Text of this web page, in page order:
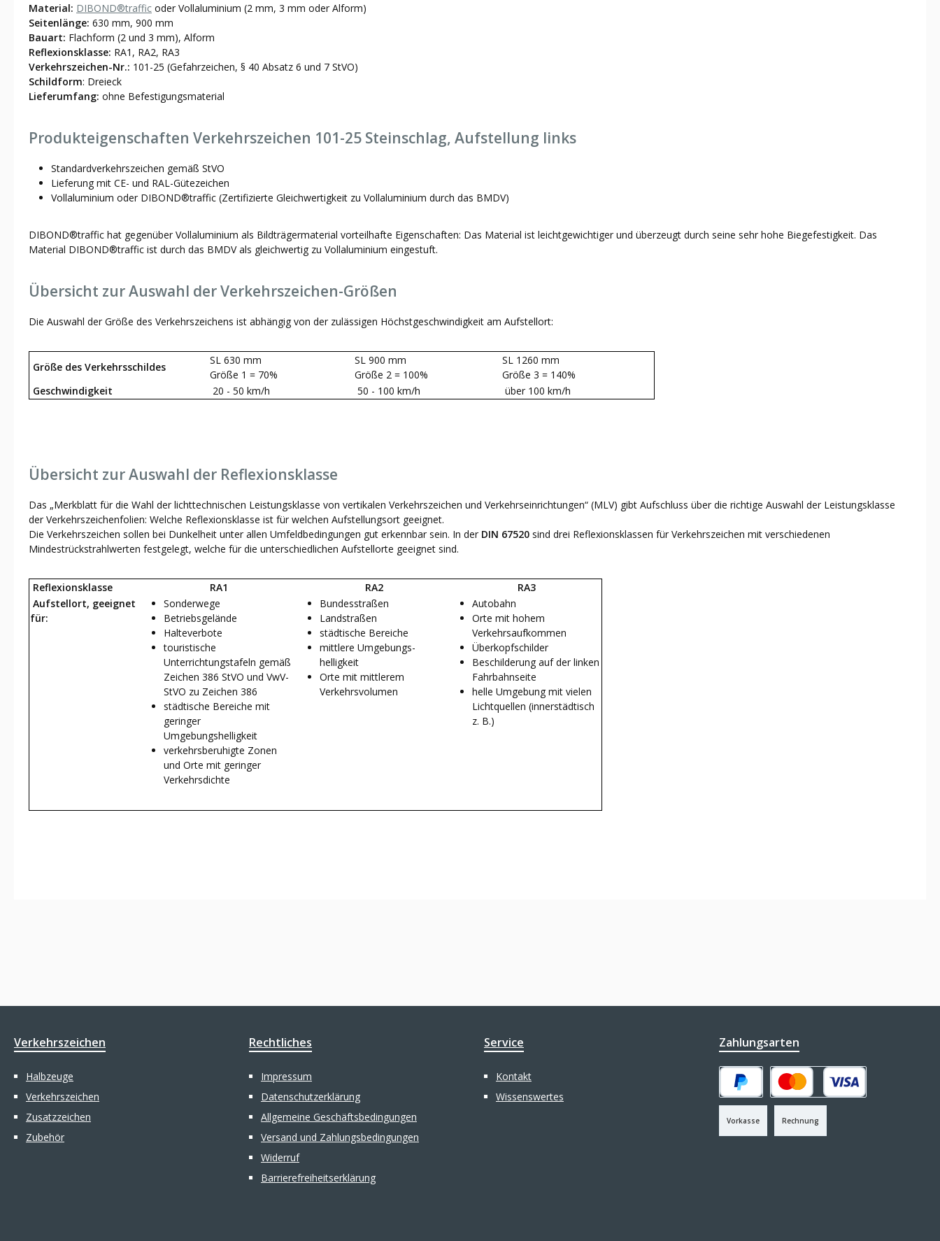
Material: DIBOND®traffic oder Vollaluminium (2 mm, 3 mm oder Alform)
Seitenlänge: 630 mm, 900 mm
Bauart: Flachform (2 und 3 mm), Alform
Reflexionsklasse: RA1, RA2, RA3
Verkehrszeichen-Nr.: 101-25 (Gefahrzeichen, § 40 Absatz 6 und 7 StVO)
Schildform: Dreieck
Lieferumfang: ohne Befestigungsmaterial
Produkteigenschaften Verkehrszeichen 101-25 Steinschlag, Aufstellung links
Standardverkehrszeichen gemäß StVO
Lieferung mit CE- und RAL-Gütezeichen
Vollaluminium oder DIBOND®traffic (Zertifizierte Gleichwertigkeit zu Vollaluminium durch das BMDV)
DIBOND®traffic hat gegenüber Vollaluminium als Bildträgermaterial vorteilhafte Eigenschaften: Das Material ist leichtgewichtiger und überzeugt durch seine sehr hohe Biegefestigkeit. Das
Material DIBOND®traffic ist durch das BMDV als gleichwertig zu Vollaluminium eingestuft.
Übersicht zur Auswahl der Verkehrszeichen-Größen
Die Auswahl der Größe des Verkehrszeichens ist abhängig von der zulässigen Höchstgeschwindigkeit am Aufstellort:
Größe des Verkehrsschildes
SL 630 mm
Größe 1 = 70%
SL 900 mm
Größe 2 = 100%
SL 1260 mm
Größe 3 = 140%
Geschwindigkeit
20 - 50 km/h 50 - 100 km/h über 100 km/h
Übersicht zur Auswahl der Reflexionsklasse
Das „Merkblatt für die Wahl der lichttechnischen Leistungsklasse von vertikalen Verkehrszeichen und Verkehrseinrichtungen“ (MLV) gibt Aufschluss über die richtige Auswahl der Leistungsklasse
der Verkehrszeichenfolien: Welche Reflexionsklasse ist für welchen Aufstellungsort geeignet.
Die Verkehrszeichen sollen bei Dunkelheit unter allen Umfeldbedingungen gut erkennbar sein. In der DIN 67520 sind drei Reflexionsklassen für Verkehrszeichen mit verschiedenen
Mindestrückstrahlwerten festgelegt, welche für die unterschiedlichen Aufstellorte geeignet sind.
Reflexionsklasse RA1 RA2
RA3
Aufstellort, geeignet
für:
Sonderwege
Betriebsgelände
Halteverbote
touristische
Unterrichtungstafeln gemäß
Zeichen 386 StVO und VwV-
StVO zu Zeichen 386
städtische Bereiche mit
geringer
Umgebungshelligkeit
verkehrsberuhigte Zonen
und Orte mit geringer
Verkehrsdichte
Bundesstraßen
Landstraßen
städtische Bereiche
mittlere Umgebungs-
helligkeit
Orte mit mittlerem
Verkehrsvolumen
Autobahn
Orte mit hohem
Verkehrsaufkommen
Überkopfschilder
Beschilderung auf der linken
Fahrbahnseite
helle Umgebung mit vielen
Lichtquellen (innerstädtisch
z. B.)
Verkehrszeichen
Halbzeuge
Verkehrszeichen
Zusatzzeichen
Zubehör
Rechtliches
Impressum
Datenschutzerklärung
Allgemeine Geschäftsbedingungen
Versand und Zahlungsbedingungen
Widerruf
Barrierefreiheitserklärung
Service
Kontakt
Wissenswertes
Zahlungsarten
Vorkasse
PayPal Kredit- oder Debitkarte
Rechnung